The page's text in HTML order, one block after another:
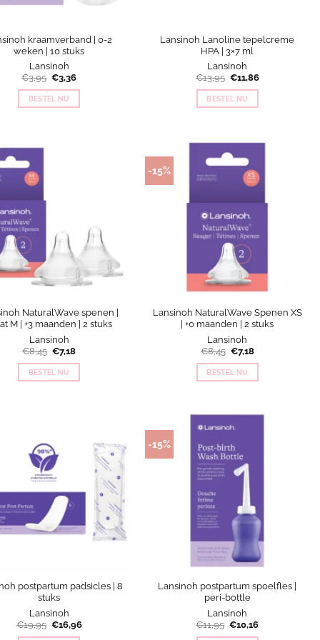
kraamverband | 0-2
weken | 10 stuks
Lansinoh
€3,95 Oorspronkelijke
prijs
was:
€3,95.
€3,36Huidige
is:
BESTEL NU
Lansinoh Lanoline tepelcreme
HPA | 3×7 ml
Lansinoh
€13,95 Oorspronkelijke
was:
€13,95.
€11,86Huidige
BESTEL NU
NaturalWave spenen |
M | +3 maanden | 2 stuks
Lansinoh
€8,45 Oorspronkelijke
prijs
was:
€8,45.
€7,18Huidige
is:
BESTEL NU
-15%
Lansinoh NaturalWave Spenen XS
| +0 maanden | 2 stuks
Lansinoh
€8,45 Oorspronkelijke
prijs
was:
€8,45.
€7,18Huidige
is:
BESTEL NU
postpartum padsicles | 8
stuks
Lansinoh
€19,95 Oorspronkelijke
€16,96Huidige
-15%
Lansinoh postpartum spoelfles |
peri-bottle
Lansinoh
€11,95 Oorspronkelijke
€10,16Huidige